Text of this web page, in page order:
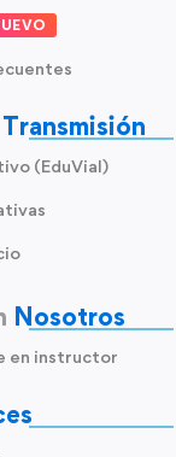
Transmisión
(EduVial)
Nosotros
en instructor